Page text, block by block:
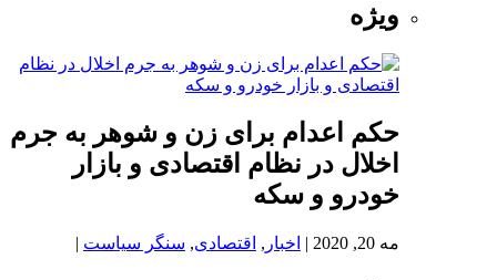
ویژه
حکم اعدام برای زن و شوهر به جرم
اخلال در نظام اقتصادی و بازار
خودرو و سکه
مه 20, 2020 | اخبار , اقتصادی, سنگر سیاست |